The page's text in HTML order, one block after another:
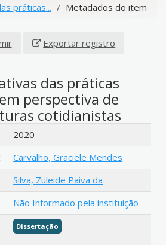
práticas... Metadados do item
Exportar registro
das práticas
perspectiva de
cotidianistas
2020
Carvalho, Graciele Mendes
Silva, Zuleide Paiva da
Não Informado pela instituição
Dissertação